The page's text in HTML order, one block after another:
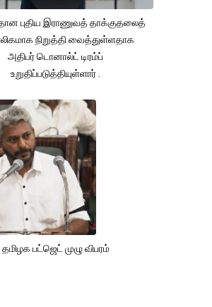
புதிய இராணுவத் தாக்குதலைத்
நிறுத்தி வைத்துள்ளதாக
அதிபர் டொனால்ட் டிரம்ப்
உறுதிப்படுத்தியுள்ளார் .
தமிழக பட்ஜெட் முழு விபரம்